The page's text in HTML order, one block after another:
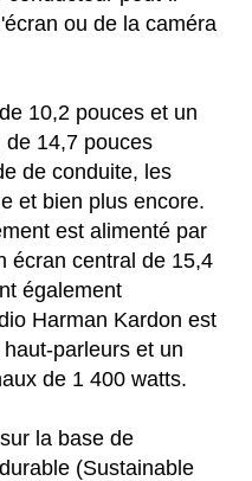
ou de la caméra
10,2 pouces et un
de 14,7 pouces
de conduite, les
et bien plus encore.
est alimenté par
écran central de 15,4
également
Harman Kardon est
parleurs et un
de 1 400 watts.
la base de
(Sustainable